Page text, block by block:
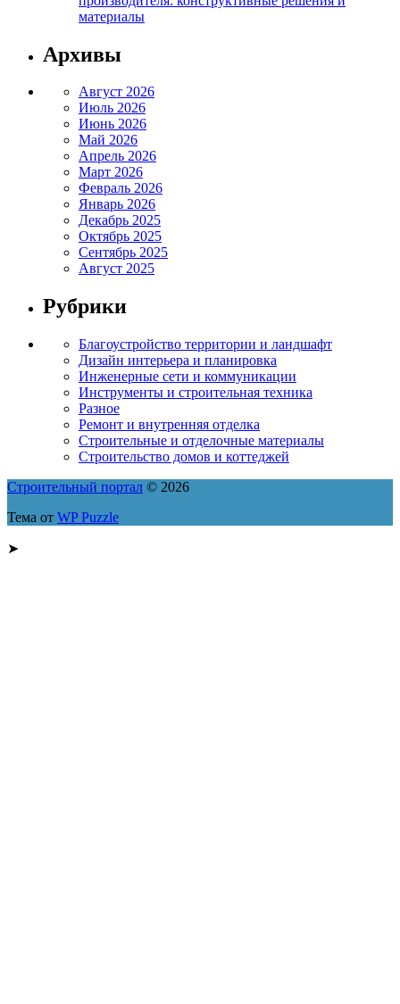
материалы
Архивы
Август 2026
Июль 2026
Июнь 2026
Май 2026
Апрель 2026
Март 2026
Февраль 2026
Январь 2026
Декабрь 2025
Октябрь 2025
Сентябрь 2025
Август 2025
Рубрики
Благоустройство территории и ландшафт
Дизайн интерьера и планировка
Инженерные сети и коммуникации
Инструменты и строительная техника
Разное
Ремонт и внутренняя отделка
Строительные и отделочные материалы
Строительство домов и коттеджей
Строительный портал © 2026
Тема от WP Puzzle
➤